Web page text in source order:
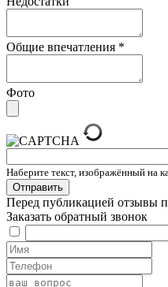
Общие впечатления *
Фото
Наберите текст, изображённый на
Перед публикацией отзывы
Заказать обратный звонок